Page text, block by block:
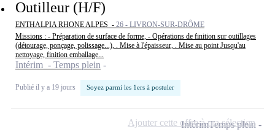
Outilleur (H/F)
ENTHALPIA RHONE ALPES - 26 - LIVRON-SUR-DRÔME
Missions : - Préparation de surface de forme, - Opérations de finition sur outillages
(détourage, ponçage, polissage...), . Mise à l'épaisseur, . Mise au point Jusqu'au
nettoyage, finition emballage...
Intérim - Temps plein
Publié il y a 19 jours Soyez parmi les 1ers à postuler
IntérimTemps plein
Ajouter cette offre à ma sélection